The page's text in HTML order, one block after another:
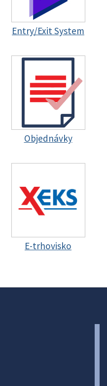
Entry/Exit System
Objednávky
E-trhovisko